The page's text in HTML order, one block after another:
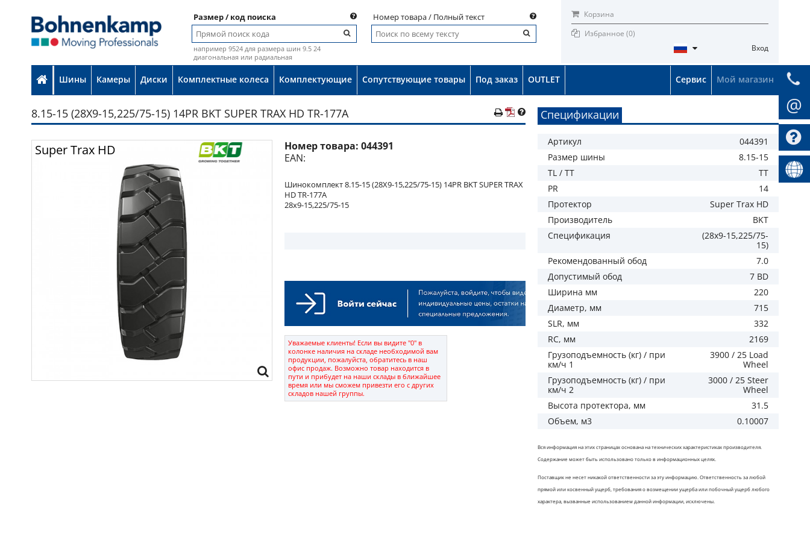
Номер товара / Полный текст
Размер / код поиска
например 9524 для размера шин 9.5 24
диагональная или радиальная
Корзина
Избранное (0)
Вход
Шины Камеры Диски Комплектные колеса Комплектующие Сопутствующие товары Под заказ OUTLET Мой магазин
Сервис
8.15-15 (28X9-15,225/75-15) 14PR BKT SUPER TRAX HD TR-177A
Super Trax HD Номер товара: 044391
EAN:
Шинокомплект 8.15-15 (28X9-15,225/75-15) 14PR BKT SUPER TRAX
HD TR-177A
28x9-15,225/75-15
Уважаемые клиенты! Если вы видите "0" в
колонке наличия на складе необходимой вам
продукции, пожалуйста, обратитесь в наш
офис продаж. Возможно товар находится в
пути и прибудет на наши склады в ближайшее
время или мы сможем привезти его с других
складов нашей группы.
Спецификации
Артикул
044391
Размер шины
8.15-15
TL / TT
TT
PR
14
Протектор
Super Trax HD
Производитель
BKT
Спецификация
(28x9-15,225/75-
15)
Рекомендованный обод
7.0
Допустимый обод
7 BD
Ширина мм
220
Диаметр, мм
715
SLR, мм
332
RC, мм
2169
Грузоподъемность (кг) / при
км/ч 1
3900 / 25 Load
Wheel
Грузоподъемность (кг) / при
км/ч 2
3000 / 25 Steer
Wheel
Высота протектора, мм
31.5
Объем, м3
0.10007
Вся информация на этих страницах основана на технических характеристиках производителя.
Содержание может быть использовано только в информационных целях.
Поставщик не несет никакой ответственности за эту информацию. Ответственность за любой
прямой или косвенный ущерб, требования о возмещении ущерба или побочный ущерб любого
характера, вызванные использованием данной информации, исключены.
@